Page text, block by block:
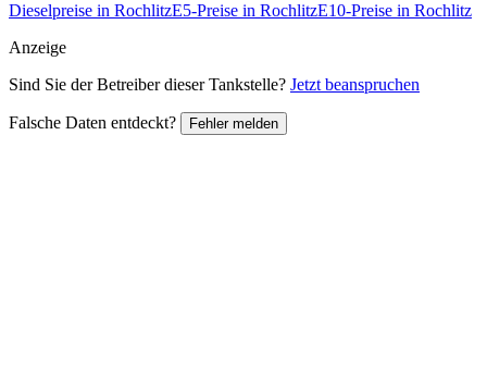
Dieselpreise in RochlitzE5-Preise in RochlitzE10-Preise in Rochlitz
Anzeige
Sind Sie der Betreiber dieser Tankstelle? Jetzt beanspruchen
Falsche Daten entdeckt? Fehler melden